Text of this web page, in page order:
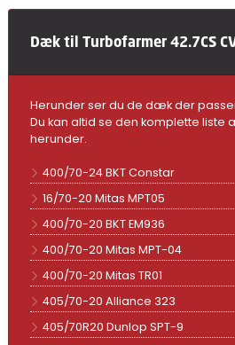
Dæk til Turbofarmer 42.7CS
Herunder ser du de dæk der
Du kan altid se den komplette liste
herunder.
400/70-24 BKT Constar
16/70-20 Mitas MPT05
400/70-20 BKT EM936
400/70-20 Mitas MPT-04
400/70-20 Mitas TR01
405/70-20 Alliance 323
405/70R20 Dunlop SPT-9